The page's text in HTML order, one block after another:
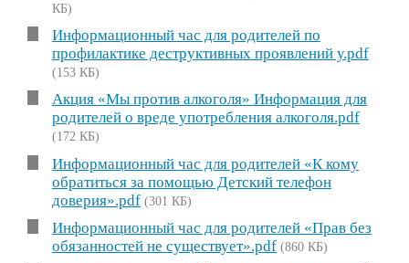
КБ)
Информационный час для родителей по
профилактике деструктивных проявлений у.pdf
(153 КБ)
Акция «Мы против алкоголя» Информация для
родителей о вреде употребления алкоголя.pdf
(172 КБ)
Информационный час для родителей «К кому
обратиться за помощью Детский телефон
доверия».pdf (301 КБ)
Информационный час для родителей «Прав без
обязанностей не существует».pdf (860 КБ)